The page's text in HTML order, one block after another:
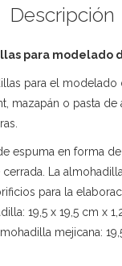
Descripción
para modelado
para el
mazapán o pasta de
espuma en forma
La
para la
19,5 x 19,5 cm x
mejicana: